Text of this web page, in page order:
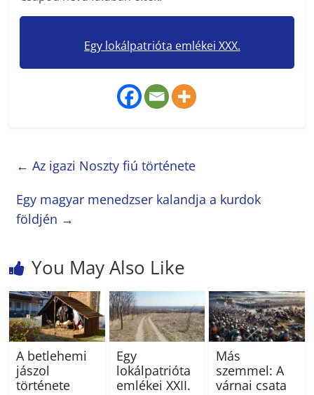
Egy lokálpatrióta emlékei XXX.
← Az igazi Noszty fiú története
Egy magyar menedzser kalandja a kurdok
földjén →
You May Also Like
A betlehemi
jászol
története
Egy
lokálpatrióta
emlékei XXII.
Más
szemmel: A
várnai csata